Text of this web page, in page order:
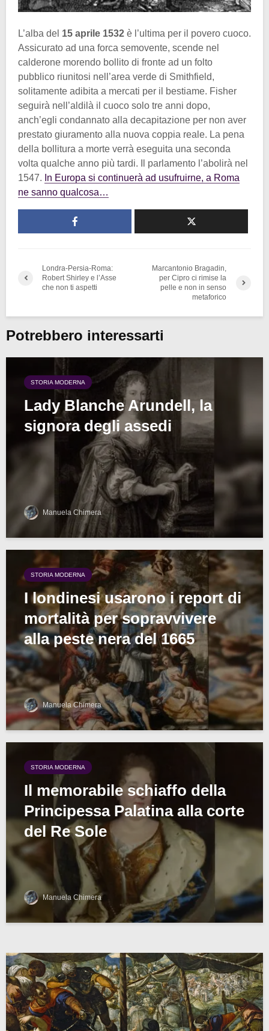
L’alba del 15 aprile 1532 è l’ultima per il povero cuoco.
Assicurato ad una forca semovente, scende nel
calderone morendo bollito di fronte ad un folto
pubblico riunitosi nell’area verde di Smithfield,
solitamente adibita a mercati per il bestiame. Fisher
seguirà nell’aldilà il cuoco solo tre anni dopo,
anch’egli condannato alla decapitazione per non aver
prestato giuramento alla nuova coppia reale. La pena
della bollitura a morte verrà eseguita una seconda
volta qualche anno più tardi. Il parlamento l’abolirà nel
1547. In Europa si continuerà ad usufruirne, a Roma
ne sanno qualcosa…
Londra-Persia-Roma:
Robert Shirley e l’Asse
che non ti aspetti
Marcantonio Bragadin,
per Cipro ci rimise la
pelle e non in senso
metaforico
Potrebbero interessarti
STORIA MODERNA
Lady Blanche Arundell, la
signora degli assedi
Manuela Chimera
STORIA MODERNA
I londinesi usarono i report di
mortalità per sopravvivere
alla peste nera del 1665
Manuela Chimera
STORIA MODERNA
Il memorabile schiaffo della
Principessa Palatina alla corte
del Re Sole
Manuela Chimera